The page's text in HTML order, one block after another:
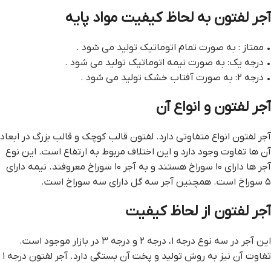
آجر لفتون به لحاظ کیفیت مواد پایه
• ممتاز : به صورت تمام اتوماتیک تولید می شود .
• درجه یک: به صورت نیمه اتوماتیک تولید می شود .
• درجه 2: به صورت آفتاب خشک تولید می شود .
آجر لفتون و انواع آن
آجر لفتون انواع متفاوتی دارد. لفتون قالب کوچک و قالب بزرگ در ابعاد
آن ها تفاوت وجود دارد و این اختلاف مربوط به ارتفاع است. این نوع
آجر ها دارای ۱۰ سوراخ هستند و به آجر ۱۰ سوراخ معروفند. نیمه دارای
۵ سوراخ است. همچنین آجر سه گل دارای سه سوراخ است.
آجر لفتون از لحاظ کیفیت
این آجر در سه نوع درجه ۱، درجه ۲ و درجه ۳ در بازار موجود است.
تفاوت آن نیز به روش تولید و پخت آن بستگی دارد. آجر لفتون درجه ۱